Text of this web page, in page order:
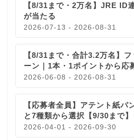
【8/31まで・2万名】JRE ID
が当たる
2026-07-13 - 2026-08-31
【8/31まで・合計3.2万名】
ーン｜1本・1ポイントから応
2026-06-08 - 2026-08-31
【応募者全員】アテント紙パ
と7種類から選択【9/30まで】
2026-04-01 - 2026-09-30